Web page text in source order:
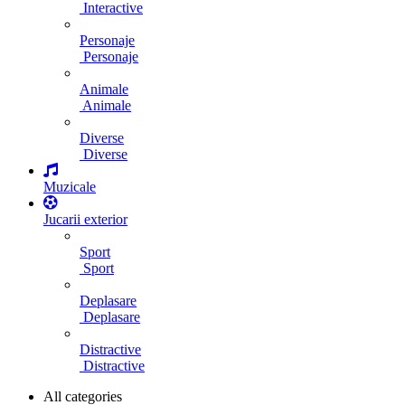
Interactive
Personaje
Personaje
Animale
Animale
Diverse
Diverse
Muzicale
Jucarii exterior
Sport
Sport
Deplasare
Deplasare
Distractive
Distractive
All categories